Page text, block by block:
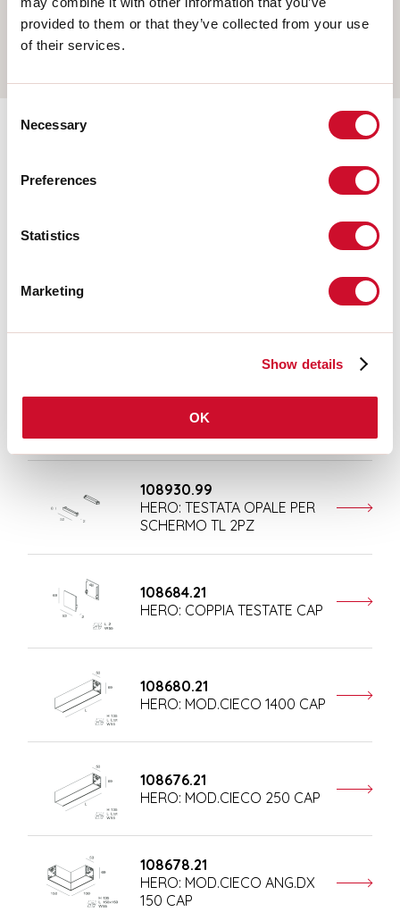
provided to them or that they’ve collected from your use
of their services.
Selection
Necessary
Preferences
Statistics
Marketing
Show details
OK
APPLIQUE MURALE
RAIL
HERO: MOD.CIECO 1120 CAP
HERO: MOD.CIECO 1680 CAP
108930.99
HERO: TESTATA OPALE PER
SCHERMO TL 2PZ
108684.21
HERO: COPPIA TESTATE CAP
108680.21
HERO: MOD.CIECO 1400 CAP
108676.21
HERO: MOD.CIECO 250 CAP
108678.21
HERO: MOD.CIECO ANG.DX
150 CAP